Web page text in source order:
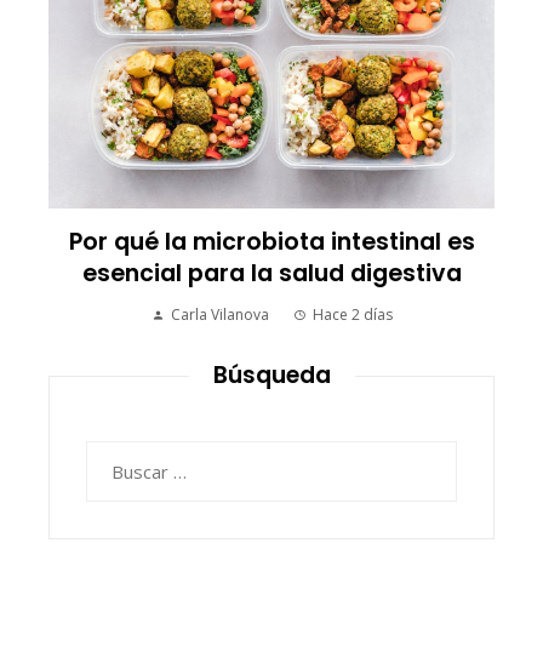
Por qué la microbiota intestinal es
esencial para la salud digestiva
Carla Vilanova Hace 2 días
Búsqueda